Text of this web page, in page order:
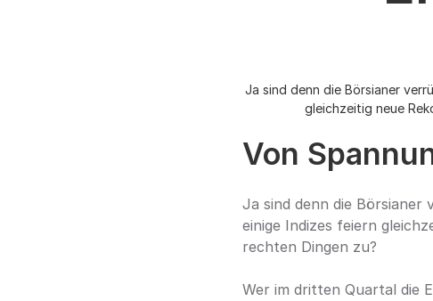
Ja sind denn die Börsianer
gleichzeitig neue
Von
Ja sind denn die
einige Indizes feiern
rechten Dingen zu?
Wer im dritten Quartal die